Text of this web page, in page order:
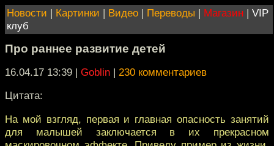
Новости | Картинки | Видео | Переводы | Магазин | VIP
клуб
Про раннее развитие детей
16.04.17 13:39 | Goblin | 230 комментариев
Цитата:
На мой взгляд, первая и главная опасность занятий
для малышей заключается в их прекрасном